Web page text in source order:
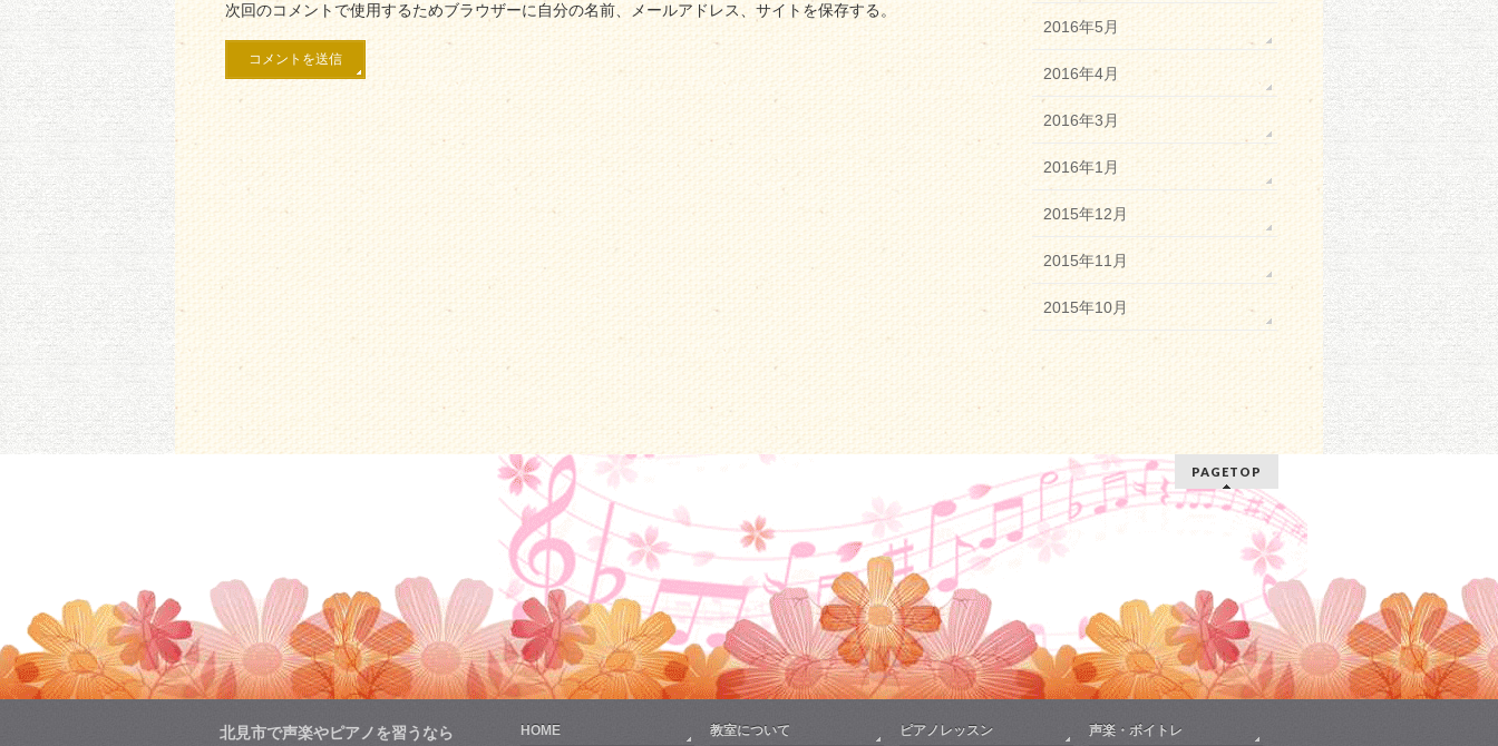
次回のコメントで使用するためブラウザーに自分の名前、メールアドレス、サイトを保存する。
2016年5月
2016年4月
2016年3月
2016年1月
2015年12月
2015年11月
2015年10月
PAGETOP
北見市で声楽やピアノを習うなら HOME 教室について ピアノレッスン 声楽・ボイトレ